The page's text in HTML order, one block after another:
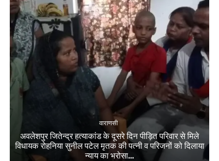
वाराणसी
अवलेशपुर जितेन्द्र हत्याकांड के दूसरे दिन पीड़ित परिवार से मिले
विधायक रोहनिया सुनील पटेल मृतक की पत्नी व परिजनों को दिलाया
न्याय का भरोसा...